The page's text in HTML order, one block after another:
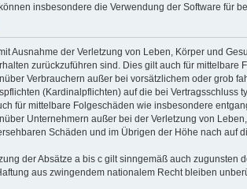
insbesondere die Verwendung der Software für
Ausnahme der Verletzung von Leben, Körper und
zurückzuführen sind. Dies gilt auch für
Verbrauchern außer bei vorsätzlichem oder grob
(Kardinalpflichten) auf die bei
für mittelbare Folgeschäden wie insbesondere
Unternehmern außer bei der Verletzung von
Schäden und im Übrigen der Höhe nach auf
der Absätze a bis c gilt sinngemäß auch zugunsten
aus zwingendem nationalem Recht bleiben